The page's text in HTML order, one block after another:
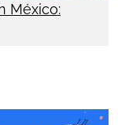
México: